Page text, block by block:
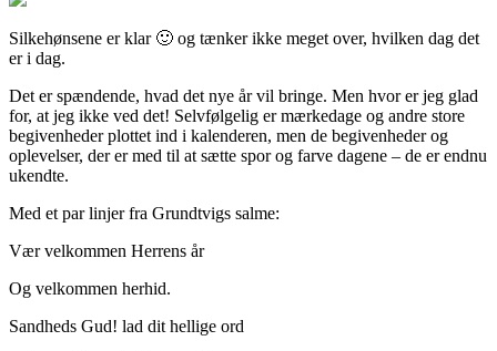
Silkehønsene er klar 🙂 og tænker ikke meget over, hvilken dag det
er i dag.
Det er spændende, hvad det nye år vil bringe. Men hvor er jeg glad
for, at jeg ikke ved det! Selvfølgelig er mærkedage og andre store
begivenheder plottet ind i kalenderen, men de begivenheder og
oplevelser, der er med til at sætte spor og farve dagene – de er endnu
ukendte.
Med et par linjer fra Grundtvigs salme:
Vær velkommen Herrens år
Og velkommen herhid.
Sandheds Gud! lad dit hellige ord